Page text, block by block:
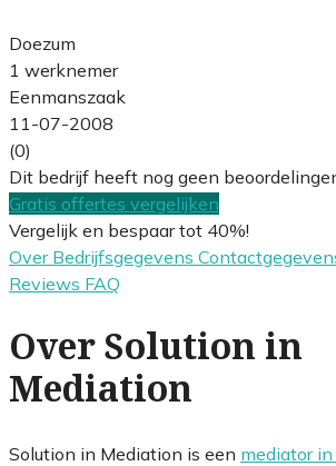
Doezum
1 werknemer
Eenmanszaak
11-07-2008
(0)
Dit bedrijf heeft nog geen
Gratis offertes vergelijken
Vergelijk en bespaar tot 40%!
Over Bedrijfsgegevens
Reviews FAQ
Over Solution in
Mediation
Solution in Mediation is een mediator in